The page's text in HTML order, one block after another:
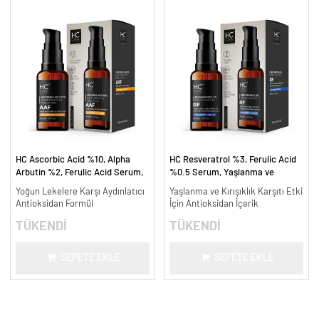
HC Ascorbic Acid %10, Alpha
Arbutin %2, Ferulic Acid Serum,
ml.
Yoğun Lekelere Karşı Aydınlatıcı
Antioksidan Formül
TÜKENDİ
HC Resveratrol %3, Ferulic Acid
%0.5 Serum, Yaşlanma ve
Yaşlanma ve Kırışıklık Karşıtı Etki
İçin Antioksidan İçerik
TÜKENDİ